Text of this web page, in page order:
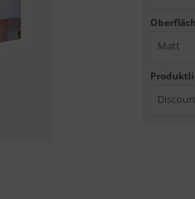
Matt